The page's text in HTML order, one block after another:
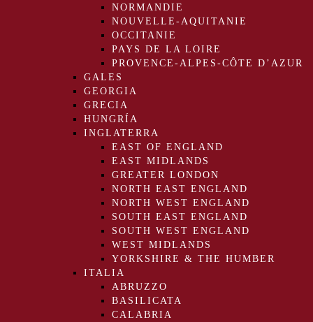
NORMANDIE
NOUVELLE-AQUITANIE
OCCITANIE
PAYS DE LA LOIRE
PROVENCE-ALPES-CÔTE D’AZUR
GALES
GEORGIA
GRECIA
HUNGRÍA
INGLATERRA
EAST OF ENGLAND
EAST MIDLANDS
GREATER LONDON
NORTH EAST ENGLAND
NORTH WEST ENGLAND
SOUTH EAST ENGLAND
SOUTH WEST ENGLAND
WEST MIDLANDS
YORKSHIRE & THE HUMBER
ITALIA
ABRUZZO
BASILICATA
CALABRIA